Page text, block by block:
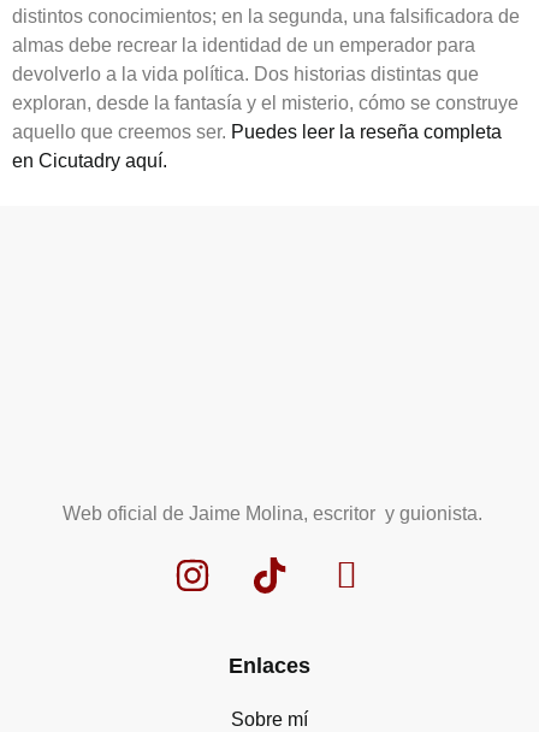
distintos conocimientos; en la segunda, una falsificadora de
almas debe recrear la identidad de un emperador para
devolverlo a la vida política. Dos historias distintas que
exploran, desde la fantasía y el misterio, cómo se construye
aquello que creemos ser. Puedes leer la reseña completa
en Cicutadry aquí.
Web oficial de Jaime Molina, escritor y guionista.
Enlaces
Sobre mí